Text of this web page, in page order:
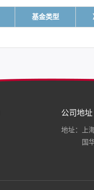
基金类型
公司地址
地址：上
国